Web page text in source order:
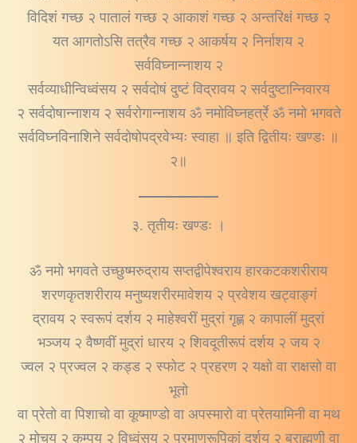
विदिशं गच्छ २ पातालं गच्छ २ आकाशं गच्छ २ अन्तरिक्षं गच्छ २
यत आगतोऽसि तत्रैव गच्छ २ आकर्षय २ निर्नाशय २
सर्वविघ्नान्नाशय २
सर्वव्याधीन्विध्वंसय २ सर्वदोषं दुष्टं विद्रावय २ सर्वदुष्टान्निवारय
२ सर्वदोषान्नाशय २ सर्वरोगान्नाशय ॐ नमोविघ्नहर्त्रे ॐ नमो भगवते
सर्वविघ्नविनाशिने सर्वदोषोपद्रवेभ्यः स्वाहा ॥ इति द्वितीयः खण्डः ॥
२॥
३. तृतीयः खण्डः ।
ॐ नमो भगवते उच्छुष्मरुद्राय सप्तद्वीपेश्वराय हारकटकशरीराय
शरणकृतशरीराय मनुष्यशरीरमावेशय २ प्रवेशय खट्वाङ्गं
द्रावय २ स्वरूपं दर्शय २ माहेश्वरीं मुद्रां गृह्ण २ कापालीं मुद्रां
भञ्जय २ वैष्णवीं मुद्रां धारय २ शिवदूतीरूपं दर्शय २ जय २
ज्वल २ प्रज्वल २ कड्ड २ स्फोट २ प्रहरण २ यक्षो वा राक्षसो वा
भूतो
वा प्रेतो वा पिशाचो वा कूष्माण्डो वा अपस्मारो वा प्रेतयामिनी वा मथ
२ मोचय २ कम्पय २ विध्वंसय २ प्रमाणरूपिकां दर्शय २ ब्राह्मणी वा